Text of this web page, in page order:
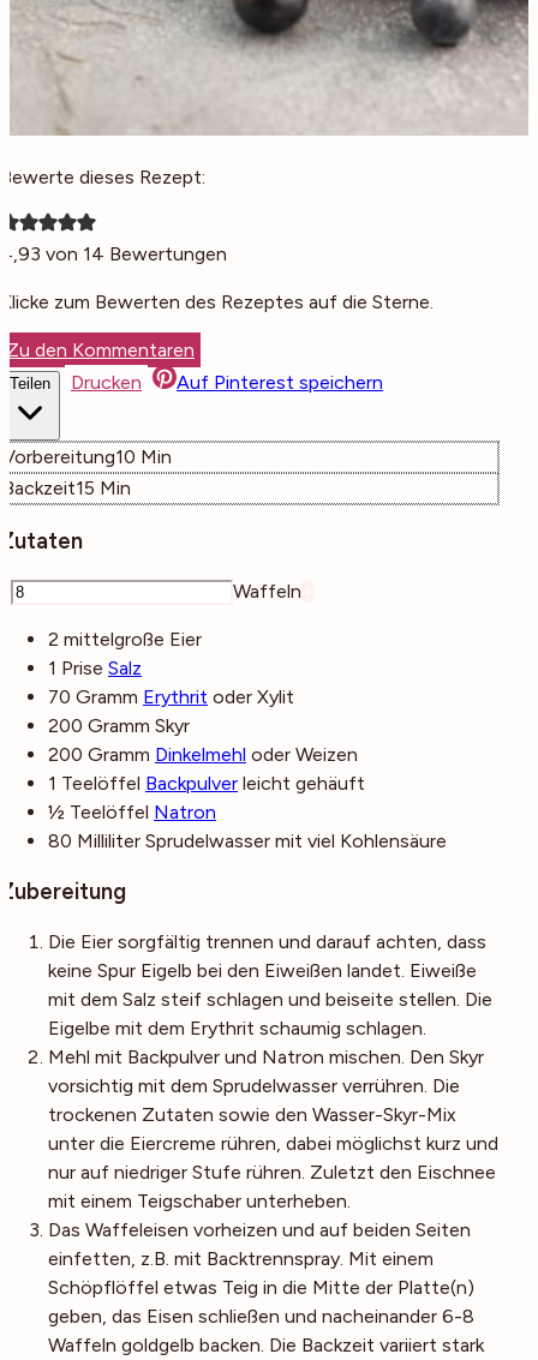
Bewerte dieses Rezept:
4,93 von 14 Bewertungen
Klicke zum Bewerten des Rezeptes auf die Sterne.
Zu den Kommentaren
Teilen Drucken Auf Pinterest speichern
Vorbereitung10 Minuten
Min
Backzeit15 Minuten
Min
Zutaten
Waffeln
2 mittelgroße Eier
1 Prise Salz
70 Gramm Erythrit oder Xylit
200 Gramm Skyr
200 Gramm Dinkelmehl oder Weizen
1 Teelöffel Backpulver leicht gehäuft
½ Teelöffel Natron
80 Milliliter Sprudelwasser mit viel Kohlensäure
Zubereitung
Die Eier sorgfältig trennen und darauf achten, dass
keine Spur Eigelb bei den Eiweißen landet. Eiweiße
mit dem Salz steif schlagen und beiseite stellen. Die
Eigelbe mit dem Erythrit schaumig schlagen.
Mehl mit Backpulver und Natron mischen. Den Skyr
vorsichtig mit dem Sprudelwasser verrühren. Die
trockenen Zutaten sowie den Wasser-Skyr-Mix
unter die Eiercreme rühren, dabei möglichst kurz und
nur auf niedriger Stufe rühren. Zuletzt den Eischnee
mit einem Teigschaber unterheben.
Das Waffeleisen vorheizen und auf beiden Seiten
einfetten, z.B. mit Backtrennspray. Mit einem
Schöpflöffel etwas Teig in die Mitte der Platte(n)
geben, das Eisen schließen und nacheinander 6-8
Waffeln goldgelb backen. Die Backzeit variiert stark